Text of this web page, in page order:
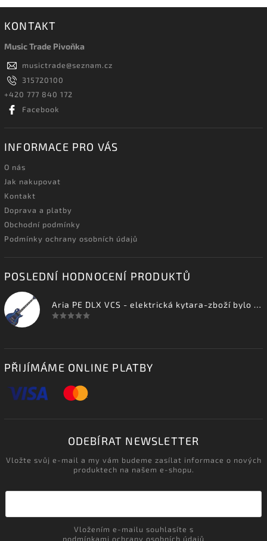
KONTAKT
Music Trade Pivoňka
musictrade@seznam.cz
315720100
+420 777 840 172
Facebook
INFORMACE PRO VÁS
O nás
Jak nakupovat
Kontakt
Doprava a platby
Obchodní podmínky
Podmínky ochrany osobních údajů
POSLEDNÍ HODNOCENÍ PRODUKTŮ
Aria PE DLX VCS - elektrická kytara-zboží bylo vystaveno na prodejně
PŘIJÍMÁME ONLINE PLATBY
ODEBÍRAT NEWSLETTER
Vložte svůj e-mail a my vám budeme zasílat informace o nových
produktech na našem e-shopu.
podmínkami ochrany osobních údajů